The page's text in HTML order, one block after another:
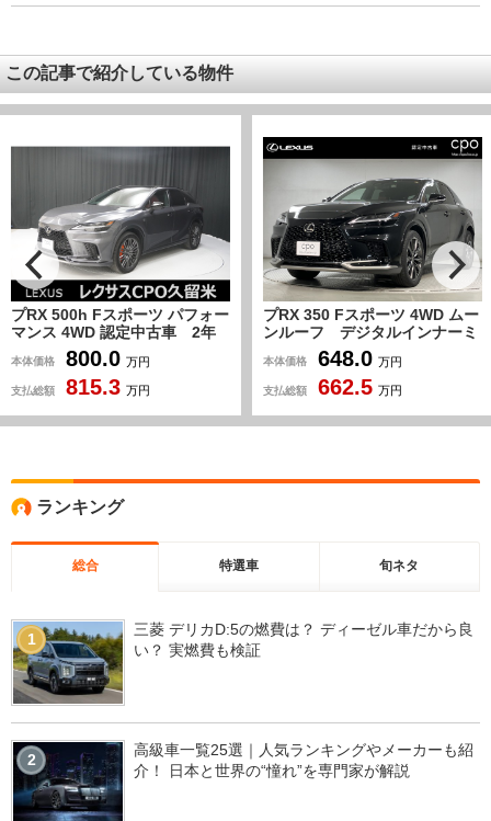
この記事で紹介している物件
プRX 500h Fスポーツ パフォー
マンス 4WD 認定中古車 2年
間走行距離無制限保証 マーク
レビンソンプレミアムサラウン
ド オレンジブレーキキャリパ
ー パノラマルーフ 輻射ヒー
ター
本体価格 800.0 万円
支払総額 815.3 万円
プRX 350 Fスポーツ 4WD ムー
ンルーフ デジタルインナーミ
ラー ブラインドスポットモニ
ター パノラミックビューモニ
ター ヘッドアップディスプレ
イ 三眼フルLEDヘッドラン
プ シートヒーター ステアリ
本体価格 648.0 万円
支払総額 662.5 万円
ランキング
総合 特選車 旬ネタ
1
三菱 デリカD:5の燃費は？ ディーゼル車だから良
い？ 実燃費も検証
2
高級車一覧25選｜人気ランキングやメーカーも紹
介！ 日本と世界の“憧れ”を専門家が解説